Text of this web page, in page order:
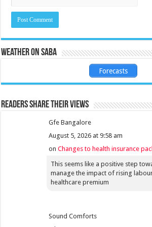
Weather on Saba
Forecasts
Readers share their views
Gfe Bangalore
August 5, 2026 at 9:58 am
onChanges to health insurance
This seems like a positive step
manage the impact of rising
healthcare premium
Sound Comforts